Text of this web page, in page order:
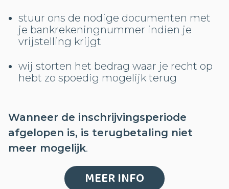
stuur ons de nodige documenten met
je bankrekeningnummer indien je
vrijstelling krijgt
wij storten het bedrag waar je recht op
hebt zo spoedig mogelijk terug
Wanneer de inschrijvingsperiode
afgelopen is, is terugbetaling niet
meer mogelijk.
MEER INFO